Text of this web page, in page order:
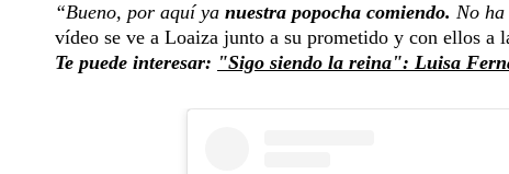
“Bueno, por aquí ya nuestra popocha comiendo. No ha
vídeo se ve a Loaiza junto a su prometido y con ellos a
Te puede interesar: "Sigo siendo la reina": Luisa